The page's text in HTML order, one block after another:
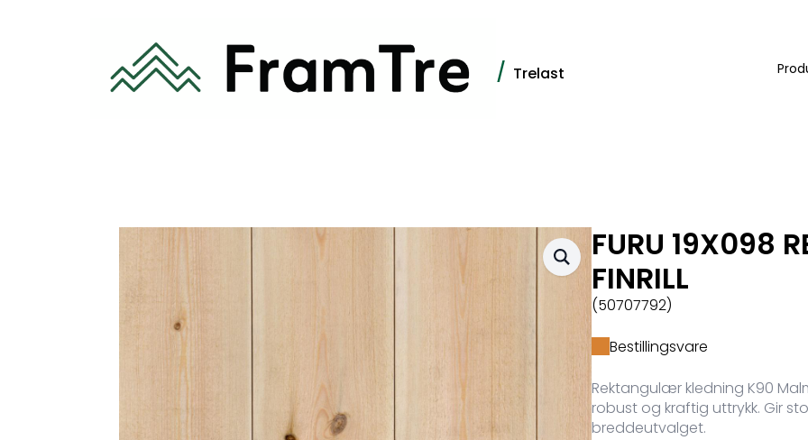
/ Trelast
FURU 19X098
FINRILL
(50707792)
Bestillingsvare
Rektangulær kledning K90
robust og kraftig uttrykk. Gir
breddeutvalget.